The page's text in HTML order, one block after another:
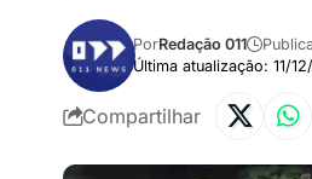
Última atualização: 11/
PorRedação 011
Compartilhar